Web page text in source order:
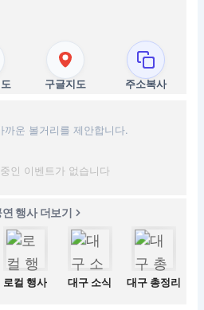
구글지도 주소복사
운 볼거리를 제안합니다.
인 이벤트가 없습니다
행사 더보기
로컬 행사 대구 소식 대구 총정리